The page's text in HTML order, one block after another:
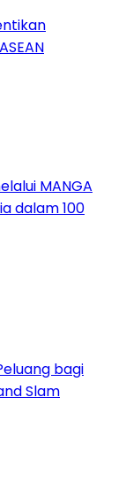
MANGA
dalam 100
bagi
Slam